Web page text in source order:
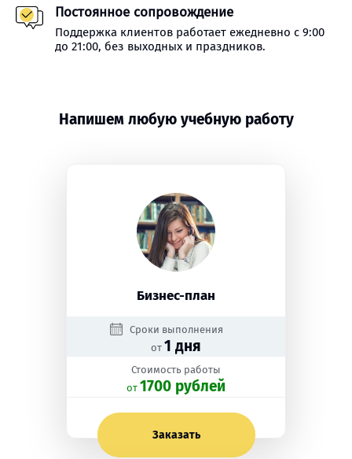
Постоянное сопровождение
Поддержка клиентов работает ежедневно с 9:00
до 21:00, без выходных и праздников.
Напишем любую учебную работу
Бизнес-план
Сроки выполнения
от 1 дня
Стоимость работы
oт 1700 рублей
Заказать